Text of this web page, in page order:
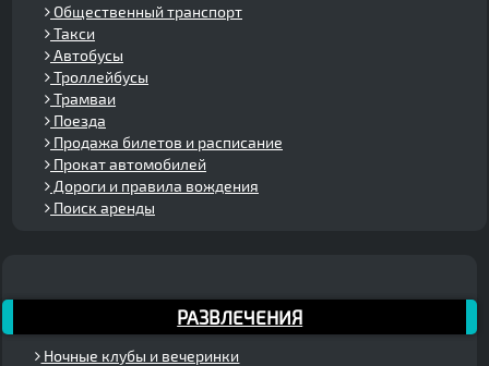
Общественный транспорт
Такси
Автобусы
Троллейбусы
Трамваи
Поезда
Продажа билетов и расписание
Прокат автомобилей
Дороги и правила вождения
Поиск аренды
РАЗВЛЕЧЕНИЯ
Ночные клубы и вечеринки